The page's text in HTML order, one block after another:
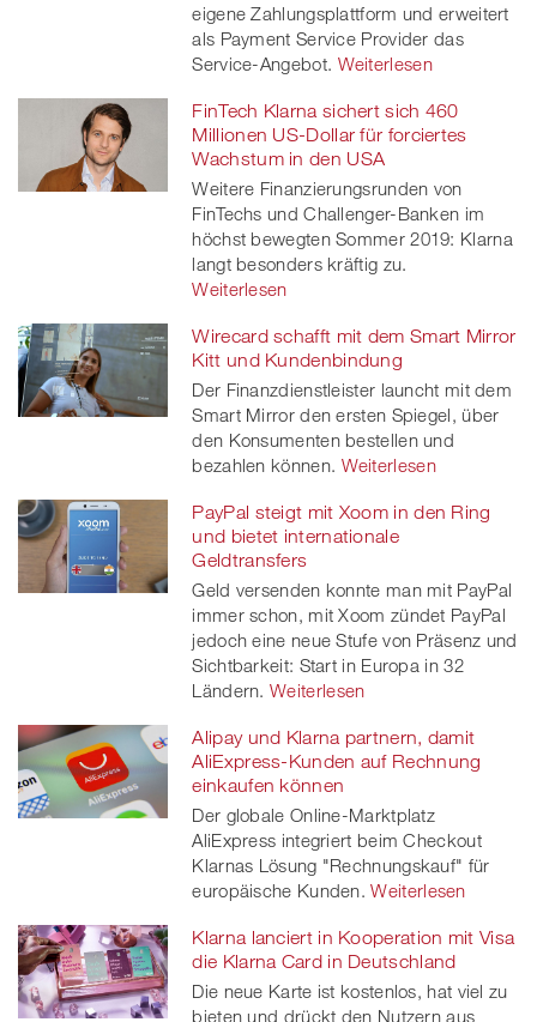
er
eigene Zahlungsplattform und erweitert
als Payment Service Provider das
Service-Angebot. Weiterlesen
FinTech Klarna sichert sich 460
Millionen US-Dollar für forciertes
Wachstum in den USA
Weitere Finanzierungsrunden von
FinTechs und Challenger-Banken im
höchst bewegten Sommer 2019: Klarna
langt besonders kräftig zu.
Weiterlesen
Wirecard schafft mit dem Smart Mirror
Kitt und Kundenbindung
Der Finanzdienstleister launcht mit dem
Smart Mirror den ersten Spiegel, über
den Konsumenten bestellen und
bezahlen können. Weiterlesen
PayPal steigt mit Xoom in den Ring
und bietet internationale
Geldtransfers
Geld versenden konnte man mit PayPal
immer schon, mit Xoom zündet PayPal
jedoch eine neue Stufe von Präsenz und
Sichtbarkeit: Start in Europa in 32
Ländern. Weiterlesen
Alipay und Klarna partnern, damit
AliExpress-Kunden auf Rechnung
einkaufen können
Der globale Online-Marktplatz
AliExpress integriert beim Checkout
Klarnas Lösung "Rechnungskauf" für
europäische Kunden. Weiterlesen
Klarna lanciert in Kooperation mit Visa
die Klarna Card in Deutschland
Die neue Karte ist kostenlos, hat viel zu
bieten und drückt den Nutzern aus